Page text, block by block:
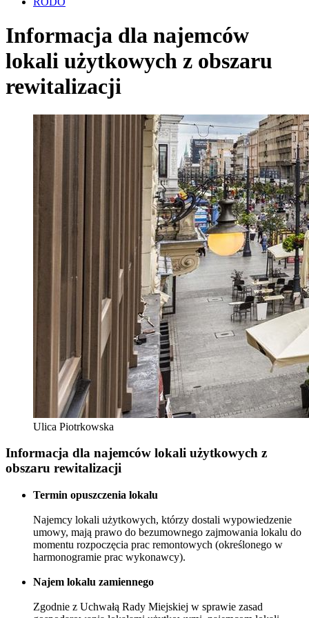
Informacja dla najemców
lokali użytkowych z obszaru
rewitalizacji
Ulica Piotrkowska
Informacja dla najemców lokali użytkowych z
obszaru rewitalizacji
Termin opuszczenia lokalu
Najemcy lokali użytkowych, którzy dostali wypowiedzenie
umowy, mają prawo do bezumownego zajmowania lokalu do
momentu rozpoczęcia prac remontowych (określonego w
harmonogramie prac wykonawcy).
Najem lokalu zamiennego
Zgodnie z Uchwałą Rady Miejskiej w sprawie zasad